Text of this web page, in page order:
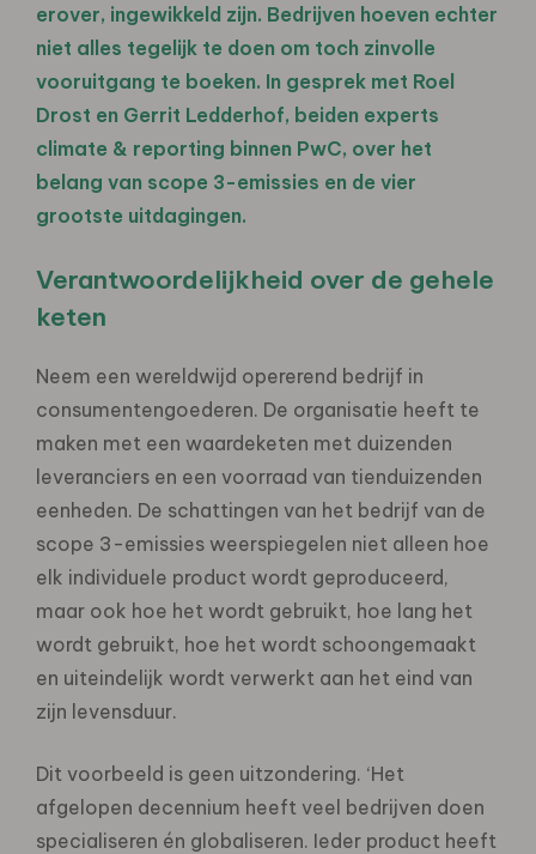
erover, ingewikkeld zijn. Bedrijven hoeven echter
niet alles tegelijk te doen om toch zinvolle
vooruitgang te boeken. In gesprek met Roel
Drost en Gerrit Ledderhof, beiden experts
climate & reporting binnen PwC, over het
belang van scope 3-emissies en de vier
grootste uitdagingen.
Verantwoordelijkheid over de gehele
keten
Neem een wereldwijd opererend bedrijf in
consumentengoederen. De organisatie heeft te
maken met een waardeketen met duizenden
leveranciers en een voorraad van tienduizenden
eenheden. De schattingen van het bedrijf van de
scope 3-emissies weerspiegelen niet alleen hoe
elk individuele product wordt geproduceerd,
maar ook hoe het wordt gebruikt, hoe lang het
wordt gebruikt, hoe het wordt schoongemaakt
en uiteindelijk wordt verwerkt aan het eind van
zijn levensduur.
Dit voorbeeld is geen uitzondering. ‘Het
afgelopen decennium heeft veel bedrijven doen
specialiseren én globaliseren. Ieder product heeft